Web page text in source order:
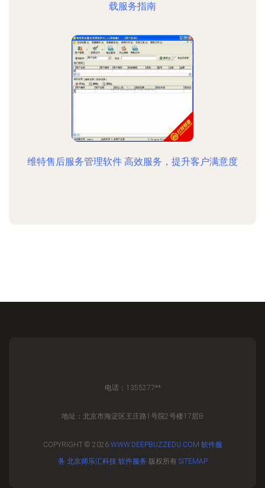
载服务指南
维特售后服务管理软件 高效服务，提升客户满意度
电话：1355277**
地址：北京市海淀区王庄路1号院2号楼17层B
COPYRIGHT © 2026 WWW.DEEPBUZZEDU.COM 软件服
务 北京师乐汇科技 软件服务 版权所有 SITEMAP